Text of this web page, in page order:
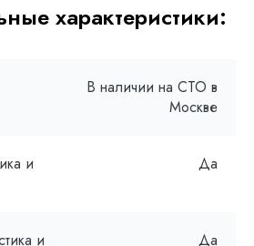
характеристики:
В наличии на СТО в
Москве
и
Да
и
Да